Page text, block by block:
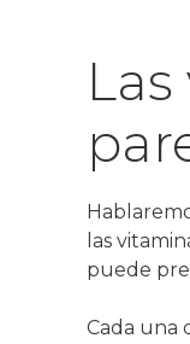
las
puede
Cada una